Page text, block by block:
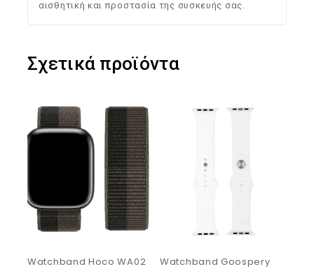
αισθητική και προστασία της συσκευής σας.
Σχετικά προϊόντα
Watchband Hoco WA02
Watchband Goospery